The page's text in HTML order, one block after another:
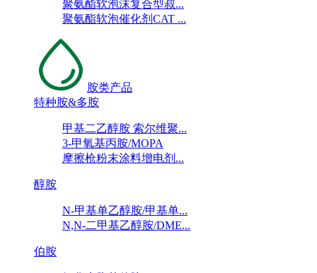
聚氨酯软泡沫复合型叔...
聚氨酯软泡催化剂CAT ...
胺类产品
特种胺&多胺
甲基二乙醇胺 索尔维聚...
3-甲氧基丙胺/MOPA
摩擦枪粉末涂料增电剂...
醇胺
N-甲基单乙醇胺/甲基单...
N,N-二甲基乙醇胺/DME...
伯胺